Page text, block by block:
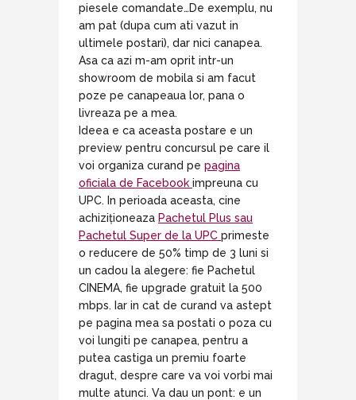
piesele comandate…De exemplu, nu
am pat (dupa cum ati vazut in
ultimele postari), dar nici canapea.
Asa ca azi m-am oprit intr-un
showroom de mobila si am facut
poze pe canapeaua lor, pana o
livreaza pe a mea.
Ideea e ca aceasta postare e un
preview pentru concursul pe care il
voi organiza curand pe pagina
oficiala de Facebook impreuna cu
UPC. In perioada aceasta, cine
achiziționeaza Pachetul Plus sau
Pachetul Super de la UPC primeste
o reducere de 50% timp de 3 luni si
un cadou la alegere: fie Pachetul
CINEMA, fie upgrade gratuit la 500
mbps. Iar in cat de curand va astept
pe pagina mea sa postati o poza cu
voi lungiti pe canapea, pentru a
putea castiga un premiu foarte
dragut, despre care va voi vorbi mai
multe atunci. Va dau un pont: e un